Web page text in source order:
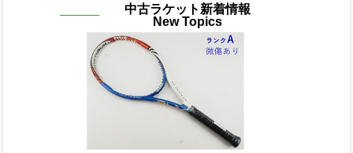
中古ラケット新着情報
New Topics